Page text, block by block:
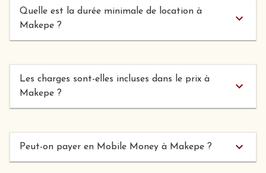
Quelle est la durée minimale de location à
Makepe ?
Les charges sont-elles incluses dans le prix à
Makepe ?
Peut-on payer en Mobile Money à Makepe ?